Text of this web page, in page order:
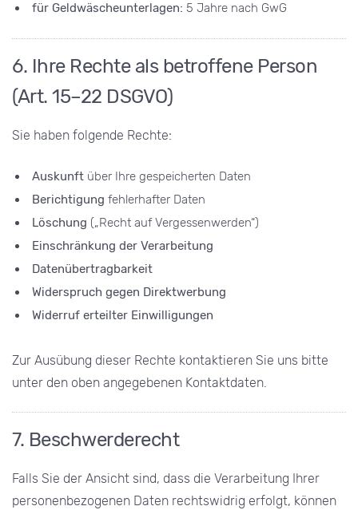
für Geldwäscheunterlagen: 5 Jahre nach GwG
6. Ihre Rechte als betroffene Person
(Art. 15–22 DSGVO)
Sie haben folgende Rechte:
Auskunft über Ihre gespeicherten Daten
Berichtigung fehlerhafter Daten
Löschung („Recht auf Vergessenwerden“)
Einschränkung der Verarbeitung
Datenübertragbarkeit
Widerspruch gegen Direktwerbung
Widerruf erteilter Einwilligungen
Zur Ausübung dieser Rechte kontaktieren Sie uns bitte
unter den oben angegebenen Kontaktdaten.
7. Beschwerderecht
Falls Sie der Ansicht sind, dass die Verarbeitung Ihrer
personenbezogenen Daten rechtswidrig erfolgt, können